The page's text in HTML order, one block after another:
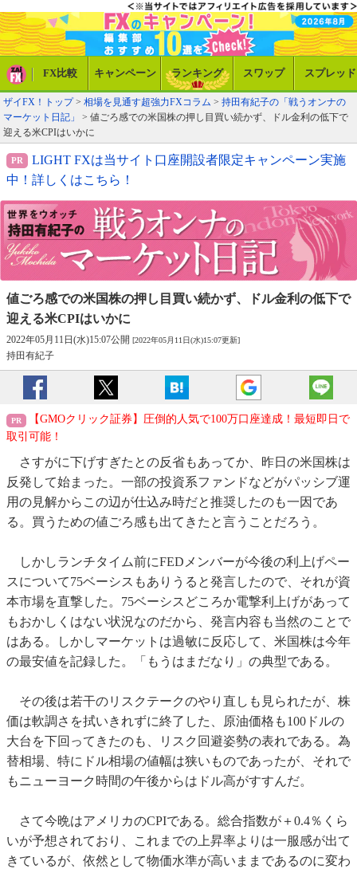
FX比較 キャンペーン ランキング スワップ スプレッド
ザイFX！トップ> 相場を見通す超強力FXコラム > 持田有紀子の「戦うオンナの
マーケット日記」
> 値ごろ感での米国株の押し目買い続かず、ドル金利の低下で
迎える米CPIはいかに
LIGHT FXは当サイト口座開設者限定キャンペーン実施
中！詳しくはこちら！
値ごろ感での米国株の押し目買い続かず、
ドル金利の低下で
迎える米CPIはいかに
2022年05月11日(水)15:07公開 [2022年05月11日(水)15:07更新]
持田有紀子
【GMOクリック証券】圧倒的人気で100万口座達成！最短即日で
取引可能！
さすがに下げすぎたとの反省もあってか、昨日の米国株は
反発して始まった。一部の投資系ファンドなどがパッシブ運
用の見解からこの辺が仕込み時だと推奨したのも一因であ
る。買うための値ごろ感も出てきたと言うことだろう。
しかしランチタイム前にFEDメンバーが今後の利上げペー
スについて75ベーシスもありうると発言したので、それが資
本市場を直撃した。75ベーシスどころか電撃利上げがあって
もおかしくはない状況なのだから、発言内容も当然のことで
はある。しかしマーケットは過敏に反応して、米国株は今年
の最安値を記録した。「もうはまだなり」の典型である。
その後は若干のリスクテークのやり直しも見られたが、株
価は軟調さを拭いきれずに終了した、原油価格も100ドルの
大台を下回ってきたのも、リスク回避姿勢の表れである。為
替相場、特にドル相場の値幅は狭いものであったが、それで
もニューヨーク時間の午後からはドル高がすすんだ。
さて今晩はアメリカのCPIである。総合指数が＋0.4％くら
いが予想されており、これまでの上昇率よりは一服感が出て
きているが、依然として物価水準が高いままであるのに変わ